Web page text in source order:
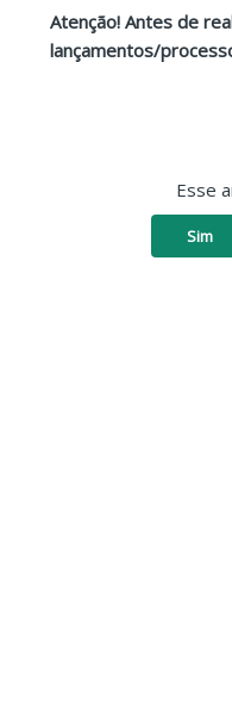
Atenção! Antes de
lançamentos/
Esse
Sim